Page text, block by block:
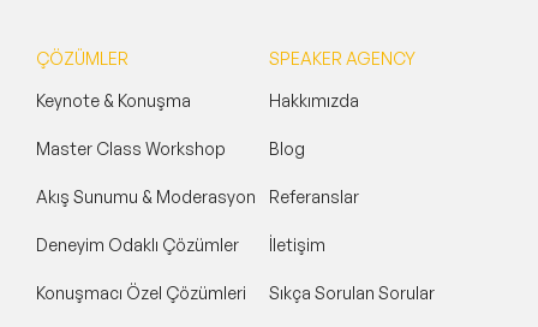
ÇÖZÜMLER
Keynote & Konuşma
Master Class Workshop
Akış Sunumu & Moderasyon
Deneyim Odaklı Çözümler
Konuşmacı Özel Çözümleri
SPEAKER AGENCY
Hakkımızda
Blog
Referanslar
İletişim
Sıkça Sorulan Sorular